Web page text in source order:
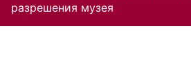
разрешения музея